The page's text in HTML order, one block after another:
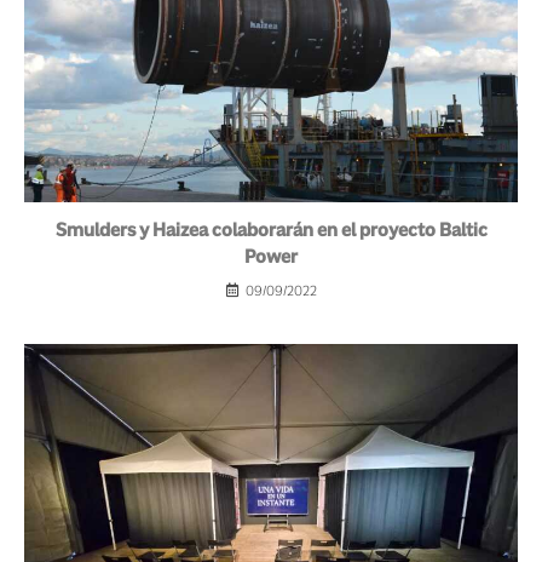
Smulders y Haizea colaborarán en el proyecto Baltic
Power
09/09/2022